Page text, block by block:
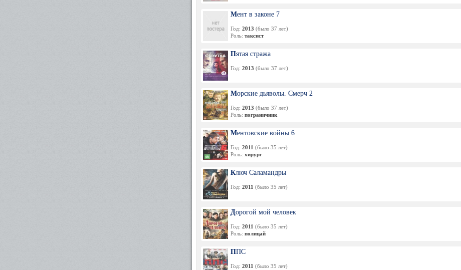
Мент в законе 7
Год: 2013 (было 37 лет)
Роль: таксист
Пятая стража
Год: 2013 (было 37 лет)
Морские дьяволы. Смерч 2
Год: 2013 (было 37 лет)
Роль: пограничник
Ментовские войны 6
Год: 2011 (было 35 лет)
Роль: хирург
Ключ Саламандры
Год: 2011 (было 35 лет)
Дорогой мой человек
Год: 2011 (было 35 лет)
Роль: полицай
ППС
Год: 2011 (было 35 лет)